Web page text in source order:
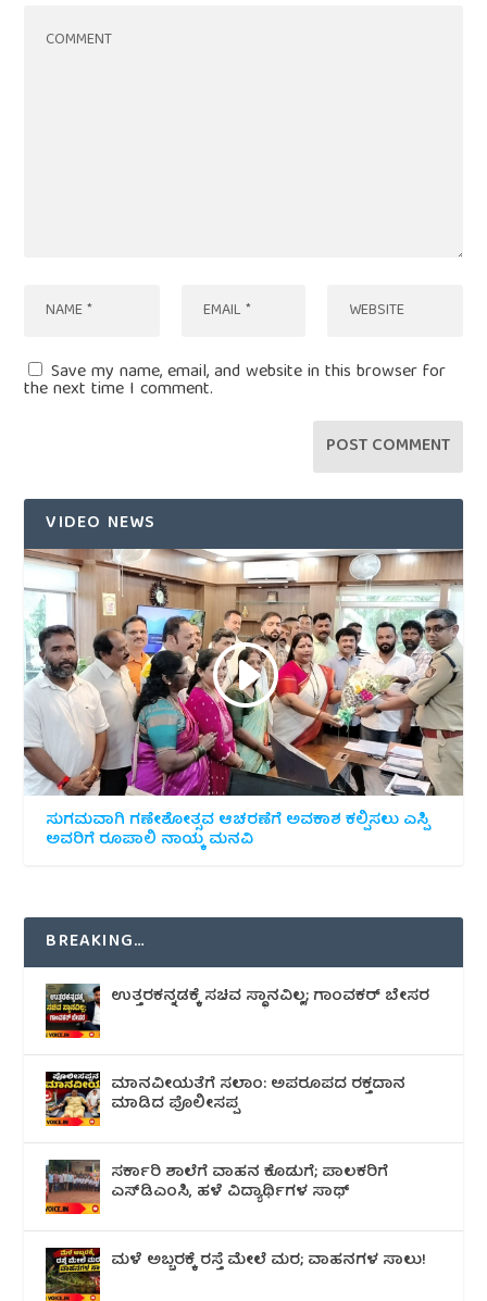
Save my name, email, and website in this browser for
the next time I comment.
VIDEO NEWS
ಸುಗಮವಾಗಿ ಗಣೇಶೋತ್ಸವ ಆಚರಣೆಗೆ ಅವಕಾಶ ಕಲ್ಪಿಸಲು ಎಸ್ಪಿ
ಅವರಿಗೆ ರೂಪಾಲಿ ನಾಯ್ಕ ಮನವಿ
BREAKING…
ಉತ್ತರಕನ್ನಡಕ್ಕೆ ಸಚಿವ ಸ್ಥಾನವಿಲ್ಲ; ಗಾಂವಕರ್ ಬೇಸರ
ಮಾನವೀಯತೆಗೆ ಸಲಾಂ: ಅಪರೂಪದ ರಕ್ತದಾನ
ಮಾಡಿದ ಪೊಲೀಸಪ್ಪ
ಸರ್ಕಾರಿ ಶಾಲೆಗೆ ವಾಹನ ಕೊಡುಗೆ; ಪಾಲಕರಿಗೆ
ಎಸ್‌ಡಿಎಂಸಿ, ಹಳೆ ವಿದ್ಯಾರ್ಥಿಗಳ ಸಾಥ್
ಮಳೆ ಅಬ್ಬರಕ್ಕೆ ರಸ್ತೆ ಮೇಲೆ ಮರ; ವಾಹನಗಳ ಸಾಲು!